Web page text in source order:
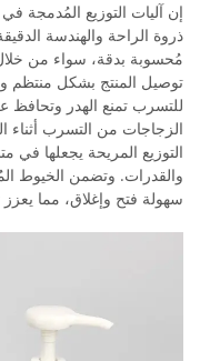
إن آليات التوزيع المُدمجة
ذروة الراحة والهندسة
مُحسوبة بدقة، سواء من
توصيل المنتج بشكل منتظم
للتسرب تمنع الهدر وتحافظ
الزجاجات من التسرب أثناء
التوزيع المريحة يجعلها في
والقدرات. وتضمن الخيوط
سهولة فتح وإغلاق، مما